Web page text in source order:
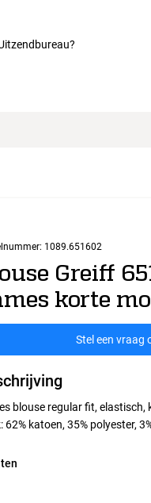
1089.651602
Greiff
korte
Stel een vraag
blouse regular fit, elastisch,
62% katoen, 35% polyester,